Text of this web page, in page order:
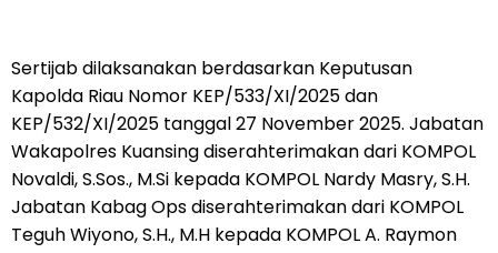
Sertijab dilaksanakan berdasarkan Keputusan
Kapolda Riau Nomor KEP/533/XI/2025 dan
KEP/532/XI/2025 tanggal 27 November 2025. Jabatan
Wakapolres Kuansing diserahterimakan dari KOMPOL
Novaldi, S.Sos., M.Si kepada KOMPOL Nardy Masry, S.H.
Jabatan Kabag Ops diserahterimakan dari KOMPOL
Teguh Wiyono, S.H., M.H kepada KOMPOL A. Raymon